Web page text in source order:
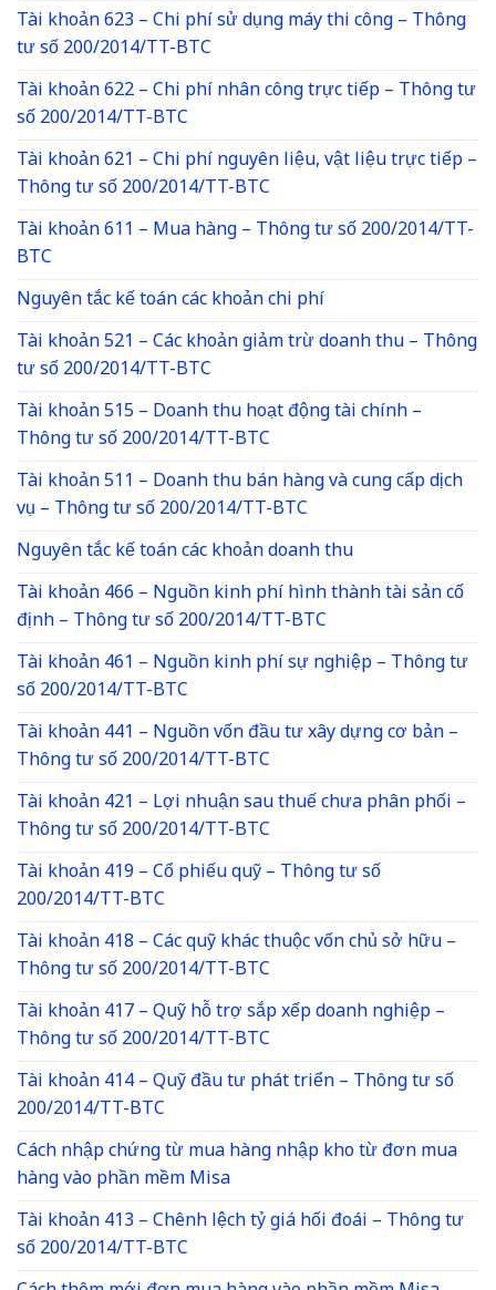
Tài khoản 623 – Chi phí sử dụng máy thi công – Thông
tư số 200/2014/TT-BTC
Tài khoản 622 – Chi phí nhân công trực tiếp – Thông tư
số 200/2014/TT-BTC
Tài khoản 621 – Chi phí nguyên liệu, vật liệu trực tiếp –
Thông tư số 200/2014/TT-BTC
Tài khoản 611 – Mua hàng – Thông tư số 200/2014/TT-
BTC
Nguyên tắc kế toán các khoản chi phí
Tài khoản 521 – Các khoản giảm trừ doanh thu – Thông
tư số 200/2014/TT-BTC
Tài khoản 515 – Doanh thu hoạt động tài chính –
Thông tư số 200/2014/TT-BTC
Tài khoản 511 – Doanh thu bán hàng và cung cấp dịch
vụ – Thông tư số 200/2014/TT-BTC
Nguyên tắc kế toán các khoản doanh thu
Tài khoản 466 – Nguồn kinh phí hình thành tài sản cố
định – Thông tư số 200/2014/TT-BTC
Tài khoản 461 – Nguồn kinh phí sự nghiệp – Thông tư
số 200/2014/TT-BTC
Tài khoản 441 – Nguồn vốn đầu tư xây dựng cơ bản –
Thông tư số 200/2014/TT-BTC
Tài khoản 421 – Lợi nhuận sau thuế chưa phân phối –
Thông tư số 200/2014/TT-BTC
Tài khoản 419 – Cổ phiếu quỹ – Thông tư số
200/2014/TT-BTC
Tài khoản 418 – Các quỹ khác thuộc vốn chủ sở hữu –
Thông tư số 200/2014/TT-BTC
Tài khoản 417 – Quỹ hỗ trợ sắp xếp doanh nghiệp –
Thông tư số 200/2014/TT-BTC
Tài khoản 414 – Quỹ đầu tư phát triển – Thông tư số
200/2014/TT-BTC
Cách nhập chứng từ mua hàng nhập kho từ đơn mua
hàng vào phần mềm Misa
Tài khoản 413 – Chênh lệch tỷ giá hối đoái – Thông tư
số 200/2014/TT-BTC